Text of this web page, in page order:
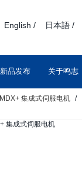
English / 日本語 /
新品发布 关于鸣志
MDX+ 集成式伺服电机